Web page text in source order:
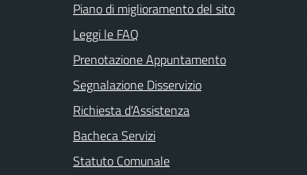
Piano di miglioramento del sito
Leggi le FAQ
Prenotazione Appuntamento
Segnalazione Disservizio
Richiesta d'Assistenza
Bacheca Servizi
Statuto Comunale